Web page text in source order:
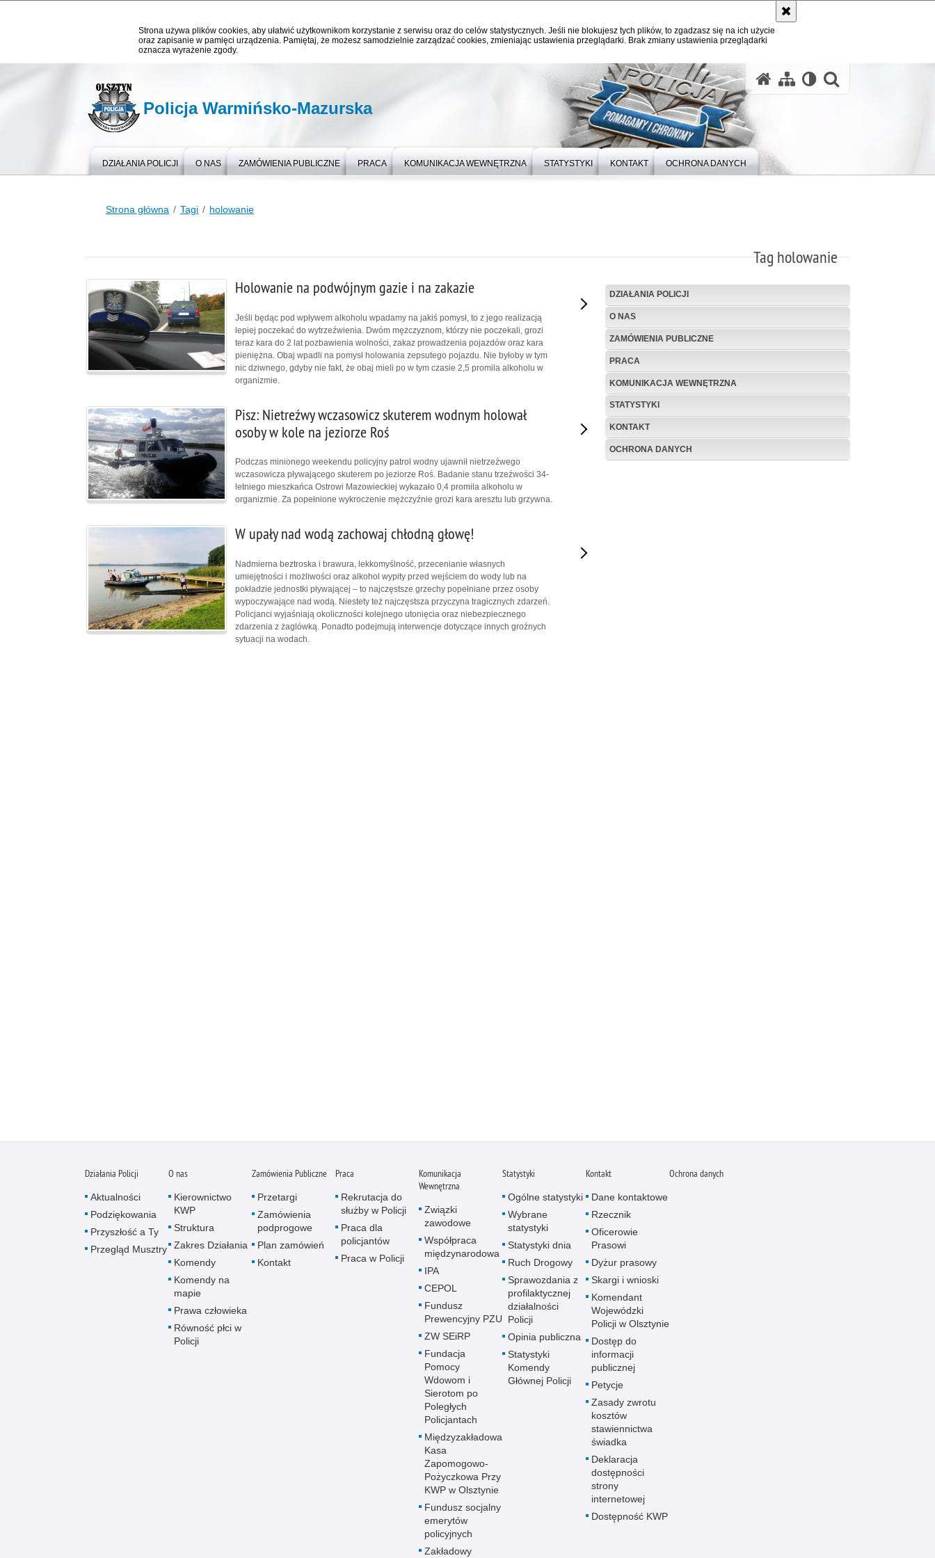
Strona używa plików cookies, aby ułatwić użytkownikom korzystanie z serwisu oraz do celów statystycznych. Jeśli nie blokujesz tych plików, to zgadzasz się na ich użycie
oraz zapisanie w pamięci urządzenia. Pamiętaj, że możesz samodzielnie zarządzać cookies, zmieniając ustawienia przeglądarki. Brak zmiany ustawienia przeglądarki
oznacza wyrażenie zgody.
Policja Warmińsko-Mazurska
DZIAŁANIA POLICJI O NAS ZAMÓWIENIA PUBLICZNE PRACA KOMUNIKACJA WEWNĘTRZNA STATYSTYKI KONTAKT OCHRONA DANYCH
Strona główna Tagi holowanie
Tag holowanie
DZIAŁANIA POLICJI
O NAS
ZAMÓWIENIA PUBLICZNE
PRACA
KOMUNIKACJA WEWNĘTRZNA
STATYSTYKI
KONTAKT
OCHRONA DANYCH
Holowanie na podwójnym gazie i na zakazie
Jeśli będąc pod wpływem alkoholu wpadamy na jakiś pomysł, to z jego realizacją
lepiej poczekać do wytrzeźwienia. Dwóm mężczyznom, którzy nie poczekali, grozi
teraz kara do 2 lat pozbawienia wolności, zakaz prowadzenia pojazdów oraz kara
pieniężna. Obaj wpadli na pomysł holowania zepsutego pojazdu. Nie byłoby w tym
nic dziwnego, gdyby nie fakt, że obaj mieli po w tym czasie 2,5 promila alkoholu w
organizmie.
Pisz: Nietreźwy wczasowicz skuterem wodnym holował
osoby w kole na jeziorze Roś
Podczas minionego weekendu policyjny patrol wodny ujawnił nietrzeźwego
wczasowicza pływającego skuterem po jeziorze Roś. Badanie stanu trzeźwości 34-
letniego mieszkańca Ostrowi Mazowieckiej wykazało 0,4 promila alkoholu w
organizmie. Za popełnione wykroczenie mężczyźnie grozi kara aresztu lub grzywna.
W upały nad wodą zachowaj chłodną głowę!
Nadmierna beztroska i brawura, lekkomyślność, przecenianie własnych
umiejętności i możliwości oraz alkohol wypity przed wejściem do wody lub na
pokładzie jednostki pływającej – to najczęstsze grzechy popełniane przez osoby
wypoczywające nad wodą. Niestety też najczęstsza przyczyna tragicznych zdarzeń.
Policjanci wyjaśniają okoliczności kolejnego utonięcia oraz niebezpiecznego
zdarzenia z żaglówką. Ponadto podejmują interwencje dotyczące innych groźnych
sytuacji na wodach.
Działania Policji
Aktualności
Podziękowania
Przyszłość a Ty
Przegląd Musztry
O nas
Kierownictwo
KWP
Struktura
Zakres Działania
Komendy
Komendy na
mapie
Prawa człowieka
Równość płci w
Policji
Zamówienia Publiczne
Przetargi
Zamówienia
podprogowe
Plan zamówień
Kontakt
Praca
Rekrutacja do
służby w Policji
Praca dla
policjantów
Praca w Policji
Komunikacja
Wewnętrzna
Związki
zawodowe
Współpraca
międzynarodowa
IPA
CEPOL
Fundusz
Prewencyjny PZU
ZW SEiRP
Fundacja
Pomocy
Wdowom i
Sierotom po
Poległych
Policjantach
Międzyzakładowa
Kasa
Zapomogowo-
Pożyczkowa Przy
KWP w Olsztynie
Fundusz socjalny
emerytów
policyjnych
Zakładowy
Statystyki
Ogólne statystyki
Wybrane
statystyki
Statystyki dnia
Ruch Drogowy
Sprawozdania z
profilaktycznej
działalności
Policji
Opinia publiczna
Statystyki
Komendy
Głównej Policji
Kontakt
Dane kontaktowe
Rzecznik
Oficerowie
Prasowi
Dyżur prasowy
Skargi i wnioski
Komendant
Wojewódzki
Policji w Olsztynie
Dostęp do
informacji
publicznej
Petycje
Zasady zwrotu
kosztów
stawiennictwa
świadka
Deklaracja
dostępności
strony
internetowej
Dostępność KWP
Ochrona danych